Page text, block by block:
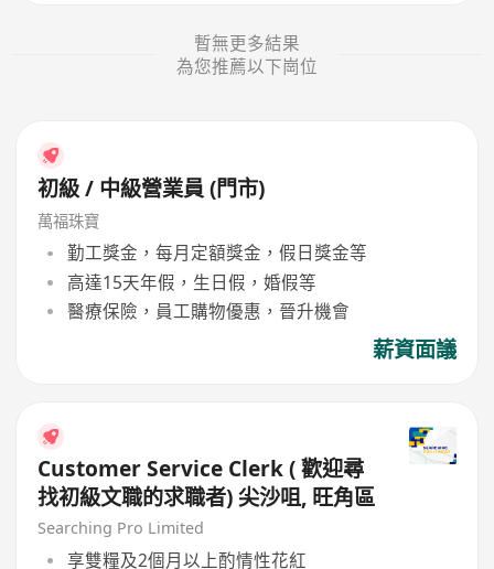
暫無更多結果
為您推薦以下崗位
初級 / 中級營業員 (門市)
萬福珠寶
勤工獎金，每月定額獎金，假日獎金等
高達15天年假，生日假，婚假等
醫療保險，員工購物優惠，晉升機會
薪資面議
Customer Service Clerk ( 歡迎尋
找初級文職的求職者) 尖沙咀, 旺角區
Searching Pro Limited
享雙糧及2個月以上酌情性花紅